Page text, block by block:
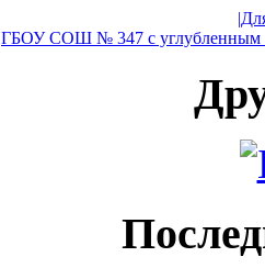
ГБОУ СОШ № 347 с углубленным